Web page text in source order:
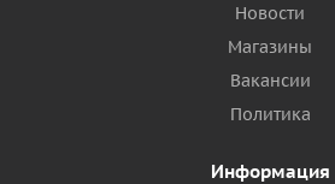
Новости
Магазины
Вакансии
Политика
Информация